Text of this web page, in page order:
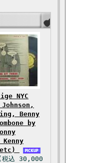
NYC
Johnson,
Benny
by
etc)
込 30,000